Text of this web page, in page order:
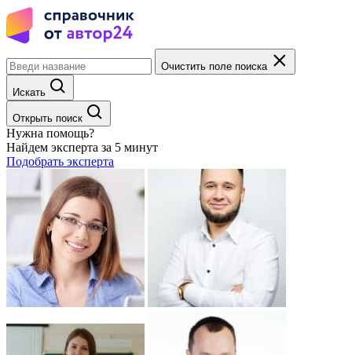
Очистить поле поиска
Искать
Открыть поиск
Нужна помощь?
Найдем эксперта за 5 минут
Подобрать эксперта